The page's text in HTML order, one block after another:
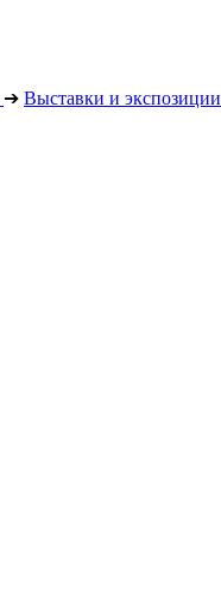
➔ Выставки и экспозиции